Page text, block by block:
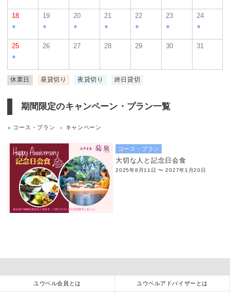
18
●
19
●
20
●
21
●
22
●
23
●
24
●
25
●
26 27 28 29 30 31
休業日 昼貸切り 夜貸切り 終日貸切
期間限定のキャンペーン・プラン一覧
● コース・プラン ● キャンペーン
コース・プラン
大切な人と記念日会食
2025年8月11日 〜 2027年1月20日
ユウベル会員とは ユウベルアドバイザーとは